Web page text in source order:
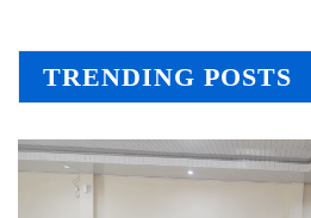
TRENDING POSTS